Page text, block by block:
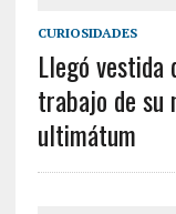
CURIOSIDADES
Llegó vestida
trabajo de su
ultimátum